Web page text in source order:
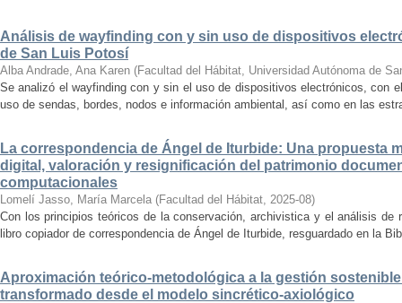
Análisis de wayfinding con y sin uso de dispositivos
de San Luis Potosí
Alba Andrade, Ana Karen (Facultad del Hábitat, Universidad Autónoma de
Se analizó el wayfinding con y sin el uso de dispositivos electrónicos, con
uso de sendas, bordes, nodos e información ambiental, así como en las
La correspondencia de Ángel de Iturbide: Una propuesta
digital, valoración y resignificación del patrimonio
computacionales
Lomelí Jasso, María Marcela (Facultad del Hábitat, 2025-08)
Con los principios teóricos de la conservación, archivistica y el análisis de
libro copiador de correspondencia de Ángel de Iturbide, resguardado en la
Aproximación teórico-metodológica a la gestión
transformado desde el modelo sincrético-axiológico